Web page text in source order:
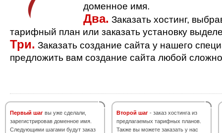
доменное имя.
Два. Заказать хостинг,
тарифный план или заказать установку
Три. Заказать создание сайта у нашего
предложить вам создание сайта любой
Первый шаг вы уже сделали,
зарегистрировав доменное имя.
Следующими шагами будут заказ
Второй шаг - заказ хостинга из
предлагаемых тарифных планов.
Также вы можете заказать у нас